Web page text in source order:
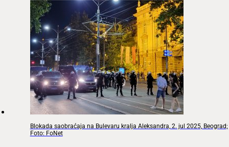
Blokada saobraćaja na Bulevaru kralja Aleksandra, 2. jul 2025, Beograd;
Foto: FoNet